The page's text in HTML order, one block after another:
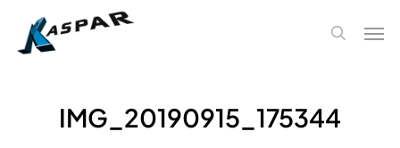
search
IMG_20190915_175344